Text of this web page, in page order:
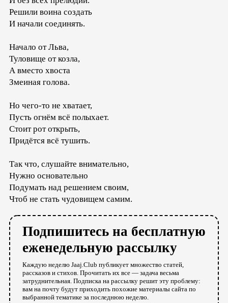
Решили воина создать
И начали соединять.
Начало от Льва,
Туловище от козла,
А вместо хвоста
Змеиная голова.
Но чего-то не хватает,
Пусть огнём всё полыхает.
Стоит рот открыть,
Придётся всё тушить.
Так что, слушайте внимательно,
Нужно основательно
Подумать над решением своим,
Чтоб не стать чудовищем самим.
Подпишитесь на бесплатную
еженедельную рассылку
Каждую неделю Jaaj.Club публикует множество статей,
рассказов и стихов. Прочитать их все — задача весьма
затруднительная. Подписка на рассылку решит эту проблему:
вам на почту будут приходить похожие материалы сайта по
выбранной тематике за последнюю неделю.